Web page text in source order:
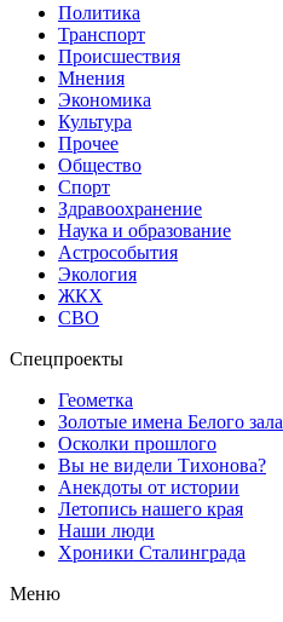
Политика
Транспорт
Происшествия
Мнения
Экономика
Культура
Прочее
Общество
Спорт
Здравоохранение
Наука и образование
Астрособытия
Экология
ЖКХ
СВО
Спецпроекты
Геометка
Золотые имена Белого зала
Осколки прошлого
Вы не видели Тихонова?
Анекдоты от истории
Летопись нашего края
Наши люди
Хроники Сталинграда
Меню